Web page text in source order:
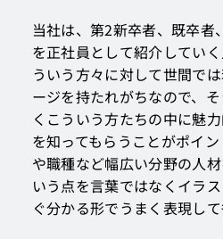
当社は、第2新卒者、既卒者
を正社員として紹介してい
ういう方々に対して世間で
ージを持たれがちなので、
くこういう方たちの中に魅
を知ってもらうことがポイ
や職種など幅広い分野の人
いう点を言葉ではなくイラ
ぐ分かる形でうまく表現して